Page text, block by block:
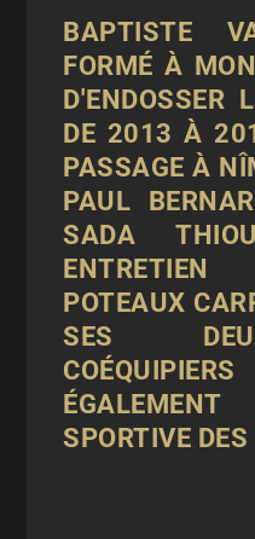
BAPTISTE
FORMÉ À
D'ENDOSSER
DE 2013 À
PASSAGE À
PAUL
SADA
POTEAUX
SES
SPORTIVE DES